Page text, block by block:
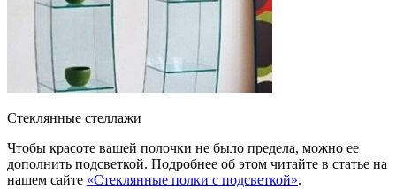
Стеклянные стеллажи
Чтобы красоте вашей полочки не было предела, можно ее
дополнить подсветкой. Подробнее об этом читайте в статье на
нашем сайте «Стеклянные полки с подсветкой».